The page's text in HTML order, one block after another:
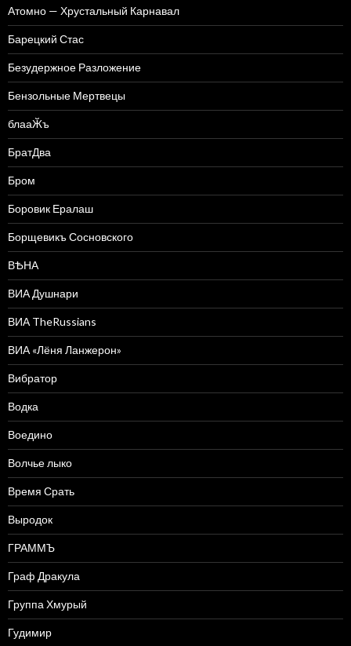
Атомно — Хрустальный Карнавал
Барецкий Стас
Безудержное Разложение
Бензольные Мертвецы
блааӁъ
БратДва
Бром
Боровик Ералаш
Борщевикъ Сосновского
ВѢНА
ВИА Душнари
ВИА TheRussians
ВИА «Лёня Ланжерон»
Вибратор
Водка
Воедино
Волчье лыко
Время Срать
Выродок
ГРАММЪ
Граф Дракула
Группа Хмурый
Гудимир